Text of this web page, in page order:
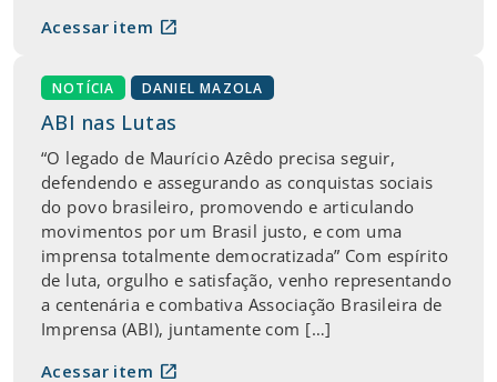
Acessar item open_in_new
NOTÍCIA DANIEL MAZOLA
ABI nas Lutas
“O legado de Maurício Azêdo precisa seguir,
defendendo e assegurando as conquistas sociais
do povo brasileiro, promovendo e articulando
movimentos por um Brasil justo, e com uma
imprensa totalmente democratizada” Com espírito
de luta, orgulho e satisfação, venho representando
a centenária e combativa Associação Brasileira de
Imprensa (ABI), juntamente com […]
Acessar item open_in_new